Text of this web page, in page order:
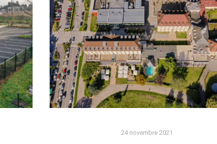
24 novembre 2021